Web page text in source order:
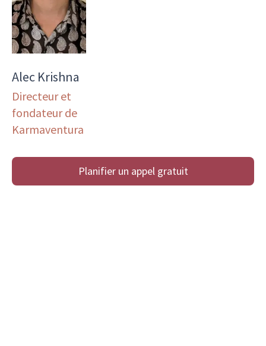
Alec Krishna
Directeur et
fondateur de
Karmaventura
Planifier un appel gratuit